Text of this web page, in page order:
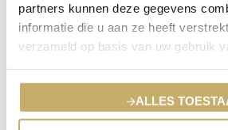
partners kunnen deze gegevens
informatie die u aan ze heeft
verzameld op basis van uw gebruik
ALLES